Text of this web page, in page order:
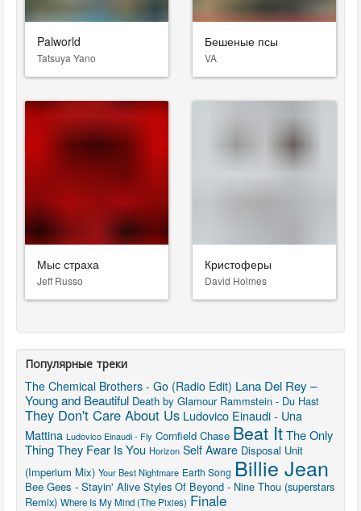
Palworld
Tatsuya Yano
Бешеные псы
VA
Мыс страха
Jeff Russo
Кристоферы
David Holmes
Популярные треки
The Chemical Brothers - Go (Radio Edit) Lana Del Rey –
Young and Beautiful Death by Glamour Rammstein - Du Hast
They Don't Care About Us Ludovico Einaudi - Una
Mattina Ludovico Einaudi - Fly Cornfield Chase Beat ItThe Only
Thing They Fear Is You Horizon Self Aware Disposal Unit
(Imperium Mix) Your Best Nightmare Earth Song Billie Jean
Bee Gees - Stayin' Alive Styles Of Beyond - Nine Thou (superstars
Remix) Where Is My Mind (The Pixies) Finale